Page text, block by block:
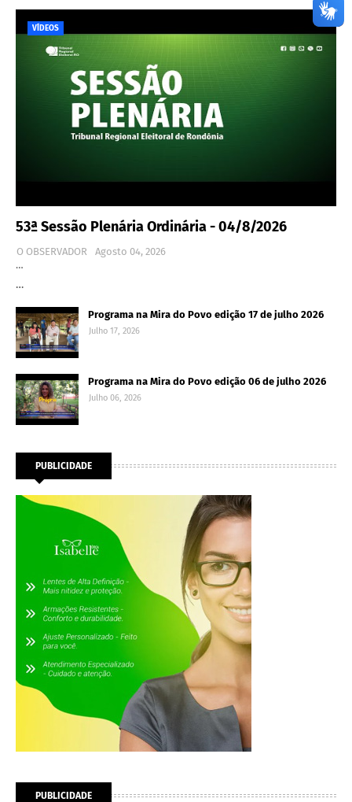
VÍDEOS
53ª Sessão Plenária Ordinária - 04/8/2026
O OBSERVADOR
Agosto 04, 2026
…
…
Programa na Mira do Povo edição 17 de julho 2026
Julho 17, 2026
Programa na Mira do Povo edição 06 de julho 2026
Julho 06, 2026
PUBLICIDADE
PUBLICIDADE